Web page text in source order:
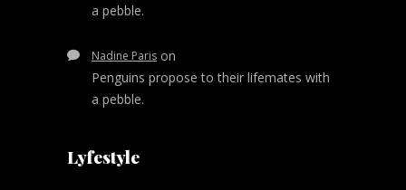
a pebble.
Nadine Paris on
Penguins propose to their lifemates with
a pebble.
Lyfestyle